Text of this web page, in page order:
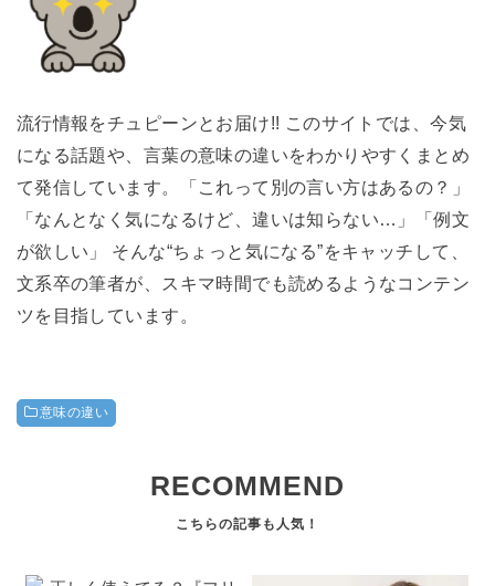
流行情報をチュピーンとお届け!! このサイトでは、今気
になる話題や、言葉の意味の違いをわかりやすくまとめ
て発信しています。「これって別の言い方はあるの？」
「なんとなく気になるけど、違いは知らない…」「例文
が欲しい」 そんな“ちょっと気になる”をキャッチして、
文系卒の筆者が、スキマ時間でも読めるようなコンテン
ツを目指しています。
意味の違い
RECOMMEND